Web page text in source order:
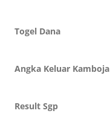
Togel Dana
Angka Keluar Kamboja
Result Sgp